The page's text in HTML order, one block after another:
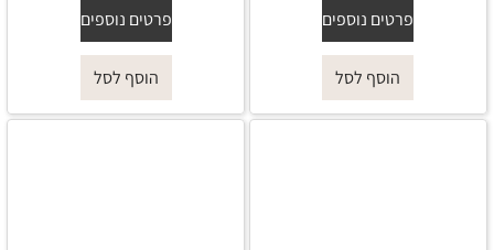
פרטים נוספים
הוסף לסל
פרטים נוספים
הוסף לסל